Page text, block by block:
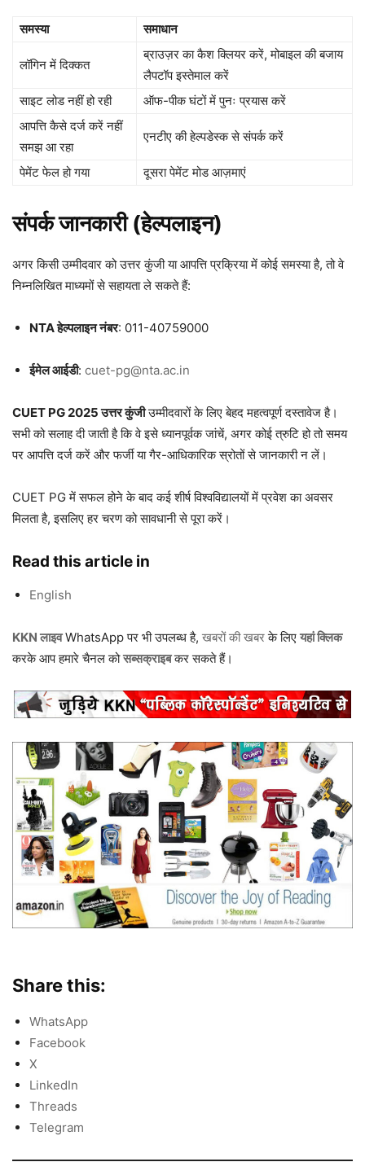
समस्या समाधान
लॉगिन में दिक्कत
ब्राउज़र का कैश क्लियर करें, मोबाइल की बजाय
लैपटॉप इस्तेमाल करें
साइट लोड नहीं हो रही
ऑफ-पीक घंटों में पुनः प्रयास करें
आपत्ति कैसे दर्ज करें नहीं
समझ आ रहा
एनटीए की हेल्पडेस्क से संपर्क करें
पेमेंट फेल हो गया दूसरा पेमेंट मोड आज़माएं
संपर्क जानकारी (हेल्पलाइन)
अगर किसी उम्मीदवार को उत्तर कुंजी या आपत्ति प्रक्रिया में कोई समस्या है, तो वे
निम्नलिखित माध्यमों से सहायता ले सकते हैं:
NTA हेल्पलाइन नंबर: 011-40759000
ईमेल आईडी: cuet-pg@nta.ac.in
CUET PG 2025 उत्तर कुंजीउम्मीदवारों के लिए बेहद महत्वपूर्ण दस्तावेज है।
सभी को सलाह दी जाती है कि वे इसे ध्यानपूर्वक जांचें, अगर कोई त्रुटि हो तो समय
पर आपत्ति दर्ज करें और फर्जी या गैर-आधिकारिक स्रोतों से जानकारी न लें।
CUET PG में सफल होने के बाद कई शीर्ष विश्वविद्यालयों में प्रवेश का अवसर
मिलता है, इसलिए हर चरण को सावधानी से पूरा करें।
Read this article in
English
KKN लाइवWhatsApp पर भी उपलब्ध है, खबरों की खबरके लिए यहां क्लिक
करके आप हमारे चैनल कोसब्सक्राइबकर सकते हैं।
Share this:
WhatsApp
Facebook
X
LinkedIn
Threads
Telegram